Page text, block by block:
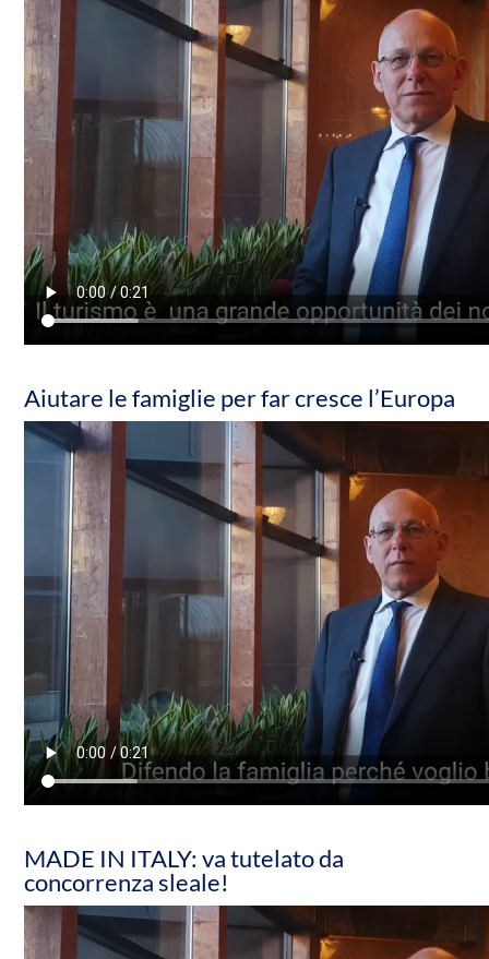
Aiutare le famiglie per far cresce l’Europa
MADE IN ITALY: va tutelato da
concorrenza sleale!